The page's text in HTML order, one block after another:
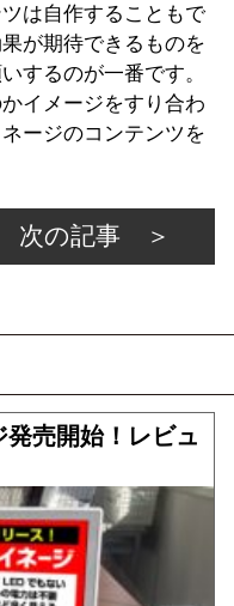
は自作することもで
が期待できるものを
するのが一番です。
イメージをすり合わ
ージのコンテンツを
次の記事 ＞
売開始！レビュ